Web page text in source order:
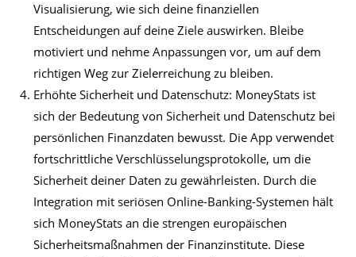
Visualisierung, wie sich deine finanziellen
Entscheidungen auf deine Ziele auswirken. Bleibe
motiviert und nehme Anpassungen vor, um auf dem
richtigen Weg zur Zielerreichung zu bleiben.
Erhöhte Sicherheit und Datenschutz: MoneyStats ist
sich der Bedeutung von Sicherheit und Datenschutz bei
persönlichen Finanzdaten bewusst. Die App verwendet
fortschrittliche Verschlüsselungsprotokolle, um die
Sicherheit deiner Daten zu gewährleisten. Durch die
Integration mit seriösen Online-Banking-Systemen hält
sich MoneyStats an die strengen europäischen
Sicherheitsmaßnahmen der Finanzinstitute. Diese